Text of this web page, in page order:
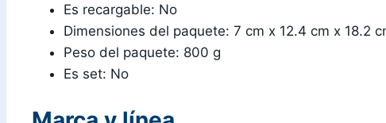
Es recargable: No
Dimensiones del paquete: 7 cm x 12.4 cm x 18.2
Peso del paquete: 800 g
Es set: No